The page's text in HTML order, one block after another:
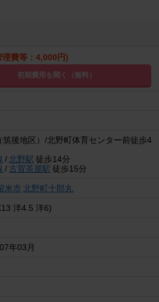
理費等：4,000円)
初期費用を聞く（無料）
筑後地区）/北野町体育センター前徒歩4
/ 北野駅 徒歩14分
/古賀茶屋駅 徒歩15分
米市 北野町十郎丸
洋4.5 洋6)
年03月